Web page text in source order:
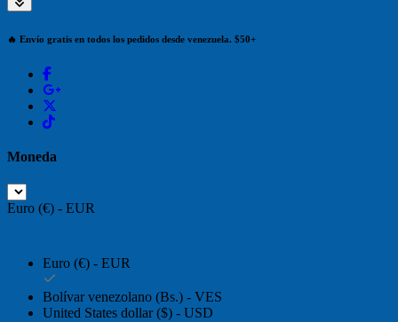
🔥 Envío gratis en todos los pedidos desde venezuela. $50+
Moneda
Euro (€) - EUR
Euro (€) - EUR
Bolívar venezolano (Bs.) - VES
United States dollar ($) - USD